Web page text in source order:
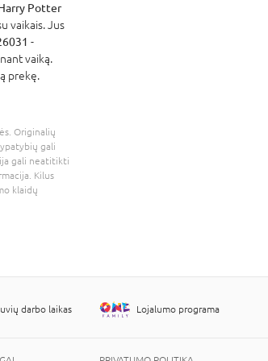
Harry Potter
vaikais. Jus
-
vaiką.
prekę.
Originalių
gali
gali neatitikti
Kilus
klaidų
darbo laikas Lojalumo programa